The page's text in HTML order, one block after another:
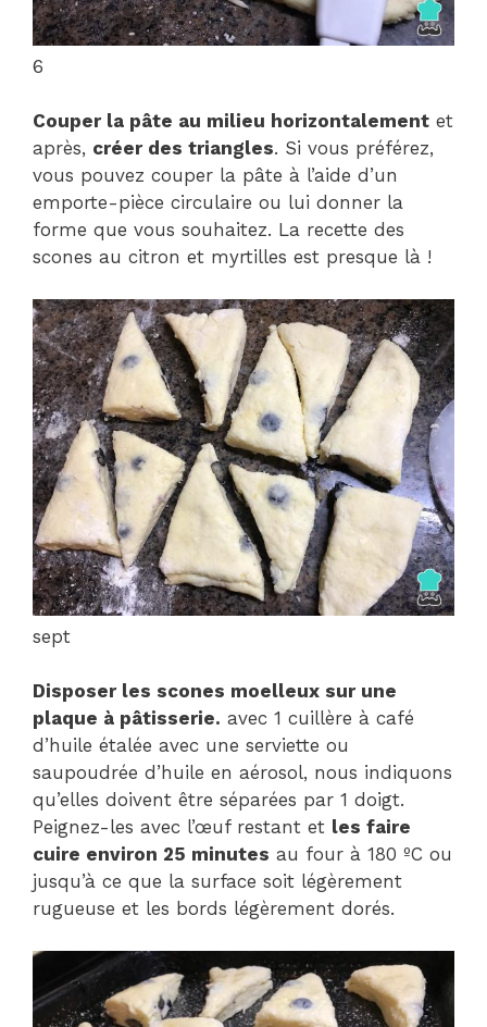
6
Couper la pâte au milieu horizontalement et
après, créer des triangles. Si vous préférez,
vous pouvez couper la pâte à l’aide d’un
emporte-pièce circulaire ou lui donner la
forme que vous souhaitez. La recette des
scones au citron et myrtilles est presque là !
sept
Disposer les scones moelleux sur une
plaque à pâtisserie. avec 1 cuillère à café
d’huile étalée avec une serviette ou
saupoudrée d’huile en aérosol, nous indiquons
qu’elles doivent être séparées par 1 doigt.
Peignez-les avec l’œuf restant et les faire
cuire environ 25 minutes au four à 180 ºC ou
jusqu’à ce que la surface soit légèrement
rugueuse et les bords légèrement dorés.